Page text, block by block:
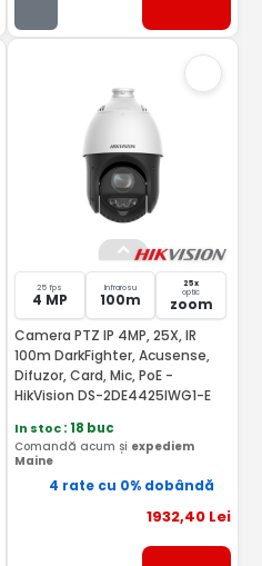
25 fps
4 MP
Infrarosu
100m
25x
optic
zoom
Camera PTZ IP 4MP, 25X, IR
100m DarkFighter, Acusense,
Difuzor, Card, Mic, PoE -
HikVision DS-2DE4425IWG1-E
In stoc: 18 buc
Comandă acum și expediem
Maine
4 rate cu 0% dobândă
1932,40 Lei